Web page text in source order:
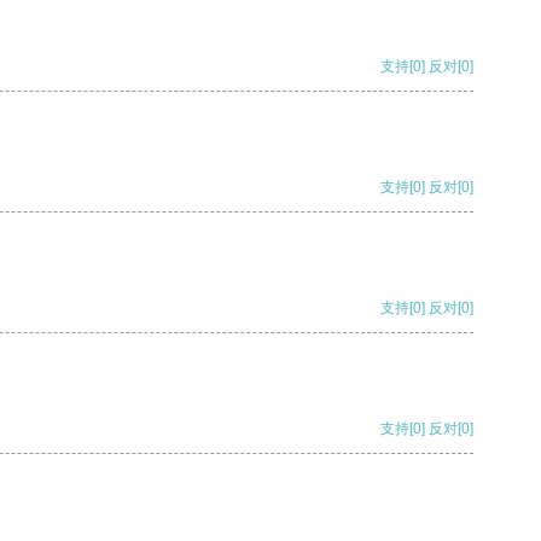
支持[0] 反对[0]
支持[0] 反对[0]
支持[0] 反对[0]
支持[0] 反对[0]